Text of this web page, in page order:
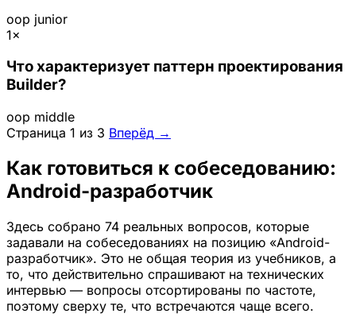
oop junior
1×
Что характеризует паттерн проектирования
Builder?
oop middle
Страница 1 из 3 Вперёд →
Как готовиться к собеседованию:
Android-разработчик
Здесь собрано 74 реальных вопросов, которые
задавали на собеседованиях на позицию «Android-
разработчик». Это не общая теория из учебников, а
то, что действительно спрашивают на технических
интервью — вопросы отсортированы по частоте,
поэтому сверху те, что встречаются чаще всего.